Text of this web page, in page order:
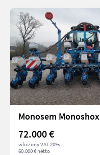
Monosem Monoshox
72.000 €
wliczony VAT 20%
60.000 € netto